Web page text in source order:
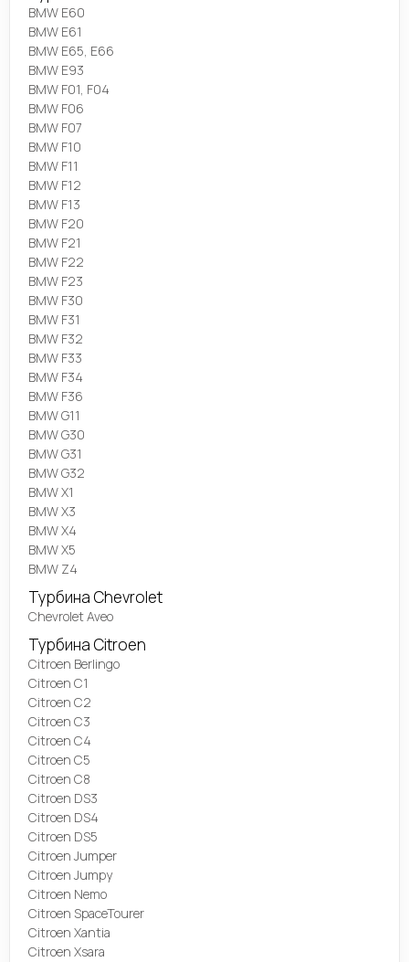
BMW E60
BMW E61
BMW E65, E66
BMW E93
BMW F01, F04
BMW F06
BMW F07
BMW F10
BMW F11
BMW F12
BMW F13
BMW F20
BMW F21
BMW F22
BMW F23
BMW F30
BMW F31
BMW F32
BMW F33
BMW F34
BMW F36
BMW G11
BMW G30
BMW G31
BMW G32
BMW X1
BMW X3
BMW X4
BMW X5
BMW Z4
Турбина Chevrolet
Chevrolet Aveo
Турбина Citroen
Citroen Berlingo
Citroen C1
Citroen C2
Citroen C3
Citroen C4
Citroen C5
Citroen C8
Citroen DS3
Citroen DS4
Citroen DS5
Citroen Jumper
Citroen Jumpy
Citroen Nemo
Citroen SpaceTourer
Citroen Xantia
Citroen Xsara